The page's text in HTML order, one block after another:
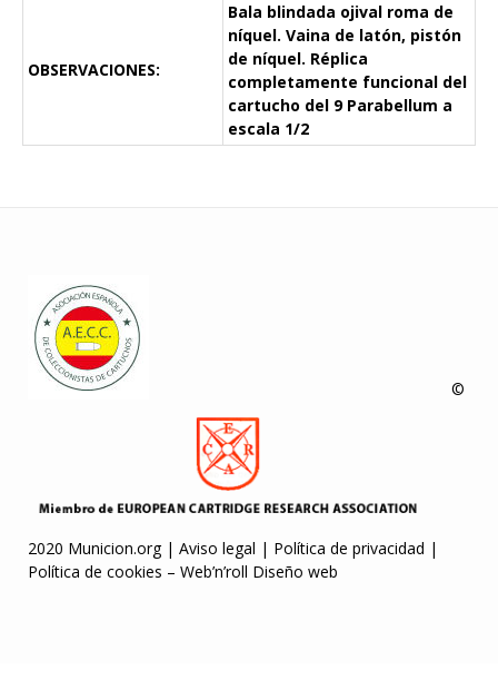
OBSERVACIONES:
Bala blindada ojival roma de
níquel. Vaina de latón, pistón
de níquel. Réplica
completamente funcional del
cartucho del 9 Parabellum a
escala 1/2
©
2020 Municion.org | Aviso legal | Política de privacidad |
Política de cookies – Web’n’roll Diseño web